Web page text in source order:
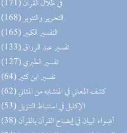
(171) في ظلال القرآن
(168) التحرير والتنوير
(165) التفسير الكبير
(133) تفسير عبد الرزاق
(127) تفسير الطبري
(64) تفسير ابن كثير
(62) كشف المعاني في المتشابه من المثاني
(53) الإكليل في استنباط التنزيل
(38) أضواء البيان في إيضاح القرآن بالقرآن